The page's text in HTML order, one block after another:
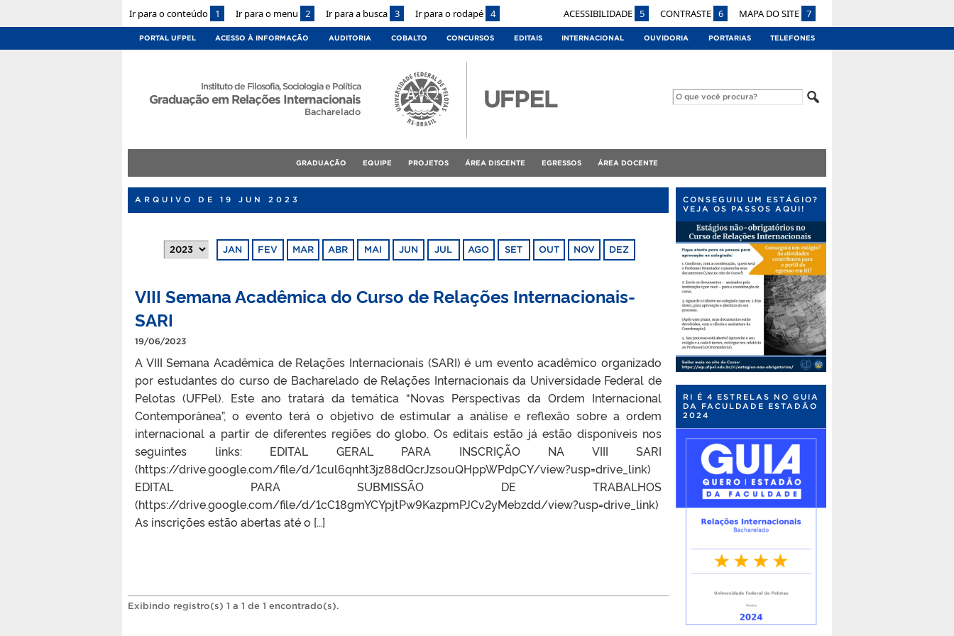
Ir para o conteúdo 1 Ir para o menu 2 Ir para a busca 3 Ir para o rodapé 4 ACESSIBILIDADE 5 CONTRASTE 6 MAPA DO SITE 7
PORTAL UFPEL ACESSO À INFORMAÇÃO AUDITORIA COBALTO CONCURSOS EDITAIS INTERNACIONAL OUVIDORIA PORTARIAS TELEFONES
Instituto de Filosofia, Sociologia e Política
Graduação em Relações Internacionais
Bacharelado
GRADUAÇÃO EQUIPE PROJETOS ÁREA DISCENTE EGRESSOS ÁREA DOCENTE
ARQUIVO DE 19 JUN 2023
JAN FEV MAR ABR MAI JUN JUL AGO SET OUT NOV DEZ
VIII Semana Acadêmica do Curso de Relações Internacionais-
SARI
19/06/2023
A VIII Semana Acadêmica de Relações Internacionais (SARI) é um evento acadêmico organizado
por estudantes do curso de Bacharelado de Relações Internacionais da Universidade Federal de
Pelotas (UFPel). Este ano tratará da temática “Novas Perspectivas da Ordem Internacional
Contemporânea”, o evento terá o objetivo de estimular a análise e reflexão sobre a ordem
internacional a partir de diferentes regiões do globo. Os editais estão já estão disponíveis nos
seguintes links: EDITAL GERAL PARA INSCRIÇÃO NA VIII SARI
(https://drive.google.com/file/d/1cul6qnht3jz88dQcrJzsouQHppWPdpCY/view?usp=drive_link)
EDITAL PARA SUBMISSÃO DE TRABALHOS
(https://drive.google.com/file/d/1cC18gmYCYpjtPw9KazpmPJCv2yMebzdd/view?usp=drive_link)
As inscrições estão abertas até o […]
Exibindo registro(s) 1 a 1 de 1 encontrado(s).
CONSEGUIU UM ESTÁGIO?
VEJA OS PASSOS AQUI!
RI É 4 ESTRELAS NO GUIA
DA FACULDADE ESTADÃO
2024